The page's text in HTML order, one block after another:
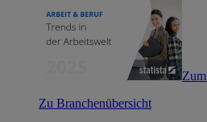
Zu Branchenübersicht